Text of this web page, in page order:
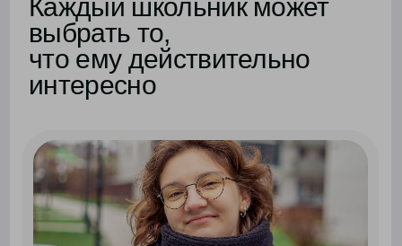
и тренировки, и уроки. Когда карьера завершилась,
не растерялся — отлично сдал ЕГЭ и поступил
в Университет «Синергия» на уголовное право.
Самое крутое — у нас есть зал суда для практики.
Ощущаю себя в профессии уже с первого курса!
Максим Ястребов, 18 лет